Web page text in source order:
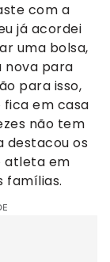
com a
já acordei
uma bolsa,
nova para
para isso,
fica em casa
não tem
destacou os
atleta em
famílias.